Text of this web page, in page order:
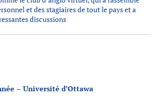
et des stagiaires de tout le pays et a
discussions
– Université d’Ottawa